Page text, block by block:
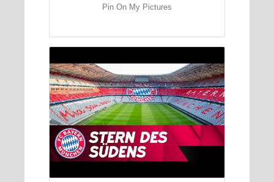
Pin On My Pictures